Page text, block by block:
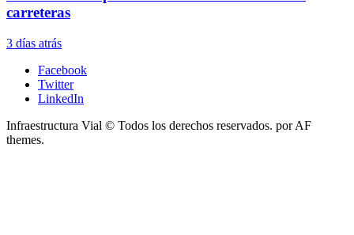
carreteras
3 días atrás
Facebook
Twitter
LinkedIn
Infraestructura Vial © Todos los derechos reservados. por AF
themes.